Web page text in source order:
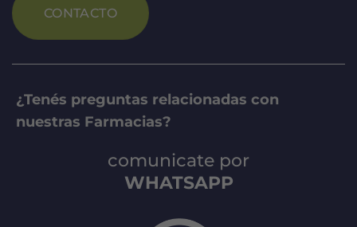
CONTACTO
¿Tenés preguntas relacionadas con
nuestras Farmacias?
comunicate por
WHATSAPP